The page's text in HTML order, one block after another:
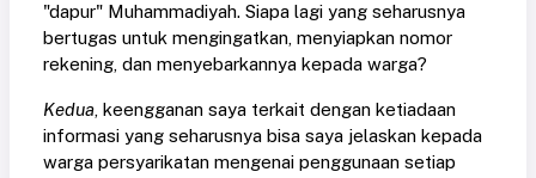
"dapur" Muhammadiyah. Siapa lagi yang seharusnya
bertugas untuk mengingatkan, menyiapkan nomor
rekening, dan menyebarkannya kepada warga?
Kedua, keengganan saya terkait dengan ketiadaan
informasi yang seharusnya bisa saya jelaskan kepada
warga persyarikatan mengenai penggunaan setiap